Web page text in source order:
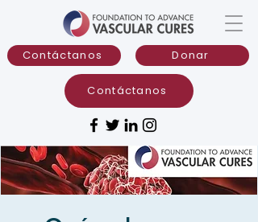
Donar
Contáctanos
Contáctanos